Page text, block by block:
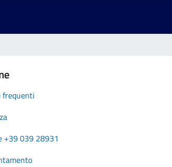
frequenti
+39 039 28931